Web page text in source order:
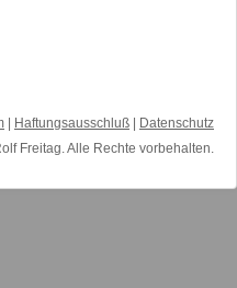
Haftungsausschluß
Datenschutz
Freitag. Alle Rechte vorbehalten.